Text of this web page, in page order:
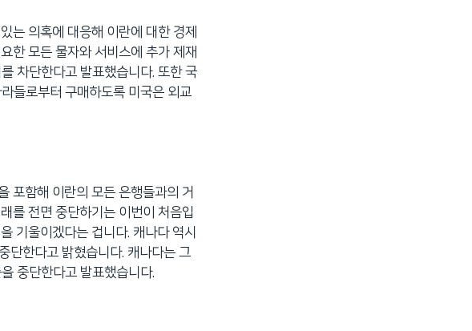
는 의혹에 대응해 이란에 대한 경제
한 모든 물자와 서비스에 추가 제재
차단한다고 발표했습니다. 또한 국
들로부터 구매하도록 미국은 외교
포함해 이란의 모든 은행들과의 거
를 전면 중단하기는 이번이 처음입
기울이겠다는 겁니다. 캐나다 역시
단한다고 밝혔습니다. 캐나다는 그
중단한다고 발표했습니다.